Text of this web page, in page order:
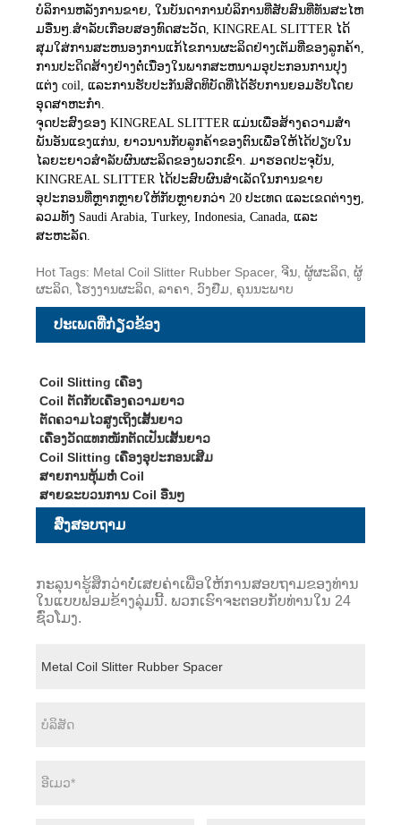
ບໍລິການຫລັງການຂາຍ, ໃນບັນດາການບໍລິການທີ່ສັບສົນທີ່ທັນສະໄຫ
ມອື່ນໆ. ສໍາລັບເກືອບສອງທົດສະວັດ, KINGREAL SLITTER ໄດ້
ສຸມໃສ່ການສະຫນອງການແກ້ໄຂການຜະລິດຢ່າງເຕັມທີ່ຂອງລູກຄ້າ,
ການປະດິດສ້າງຢ່າງຕໍ່ເນື່ອງໃນພາກສະຫນາມອຸປະກອນການປຸງ
ແຕ່ງ coil, ແລະການຮັບປະກັນສິດທິບັດທີ່ໄດ້ຮັບການຍອມຮັບໂດຍ
ອຸດສາຫະກໍາ.
ຈຸດປະສົງຂອງ KINGREAL SLITTER ແມ່ນເພື່ອສ້າງຄວາມສໍາ
ພັນອັນແຂງແກ່ນ, ຍາວນານກັບລູກຄ້າຂອງຕົນເພື່ອໃຫ້ໄດ້ປຽບໃນ
ໄລຍະຍາວສໍາລັບຜົນຜະລິດຂອງພວກເຂົາ. ມາຮອດປະຈຸບັນ,
KINGREAL SLITTER ໄດ້ປະສົບຜົນສໍາເລັດໃນການຂາຍ
ອຸປະກອນທີ່ຫຼາກຫຼາຍໃຫ້ກັບຫຼາຍກວ່າ 20 ປະເທດ ແລະເຂດຕ່າງໆ,
ລວມທັງ Saudi Arabia, Turkey, Indonesia, Canada, ແລະ
ສະຫະລັດ.
Hot Tags: Metal Coil Slitter Rubber Spacer, ຈີນ, ຜູ້ຜະລິດ, ຜູ້
ຜະລິດ, ໂຮງງານຜະລິດ, ລາຄາ, ວົງຢືມ, ຄຸນນະພາບ
ປະເພດທີ່ກ່ຽວຂ້ອງ
Coil Slitting ເຄື່ອງ
Coil ຕັດກັບເຄື່ອງຄວາມຍາວ
ຕັດຄວາມໄວສູງເຖິງເສັ້ນຍາວ
ເຄື່ອງວັດແທກໜັກຕັດເປັນເສັ້ນຍາວ
Coil Slitting ເຄື່ອງອຸປະກອນເສີມ
ສາຍການຫຸ້ມຫໍ່ Coil
ສາຍຂະບວນການ Coil ອື່ນໆ
ສົ່ງສອບຖາມ
ກະລຸນາຮູ້ສຶກວ່າບໍ່ເສຍຄ່າເພື່ອໃຫ້ການສອບຖາມຂອງທ່ານ
ໃນແບບຟອມຂ້າງລຸ່ມນີ້. ພວກເຮົາຈະຕອບກັບທ່ານໃນ 24
ຊົ່ວໂມງ.